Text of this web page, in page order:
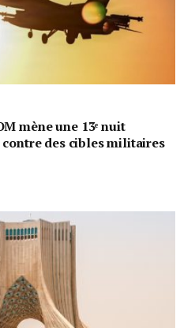
mène une 13ᵉ nuit
des cibles militaires